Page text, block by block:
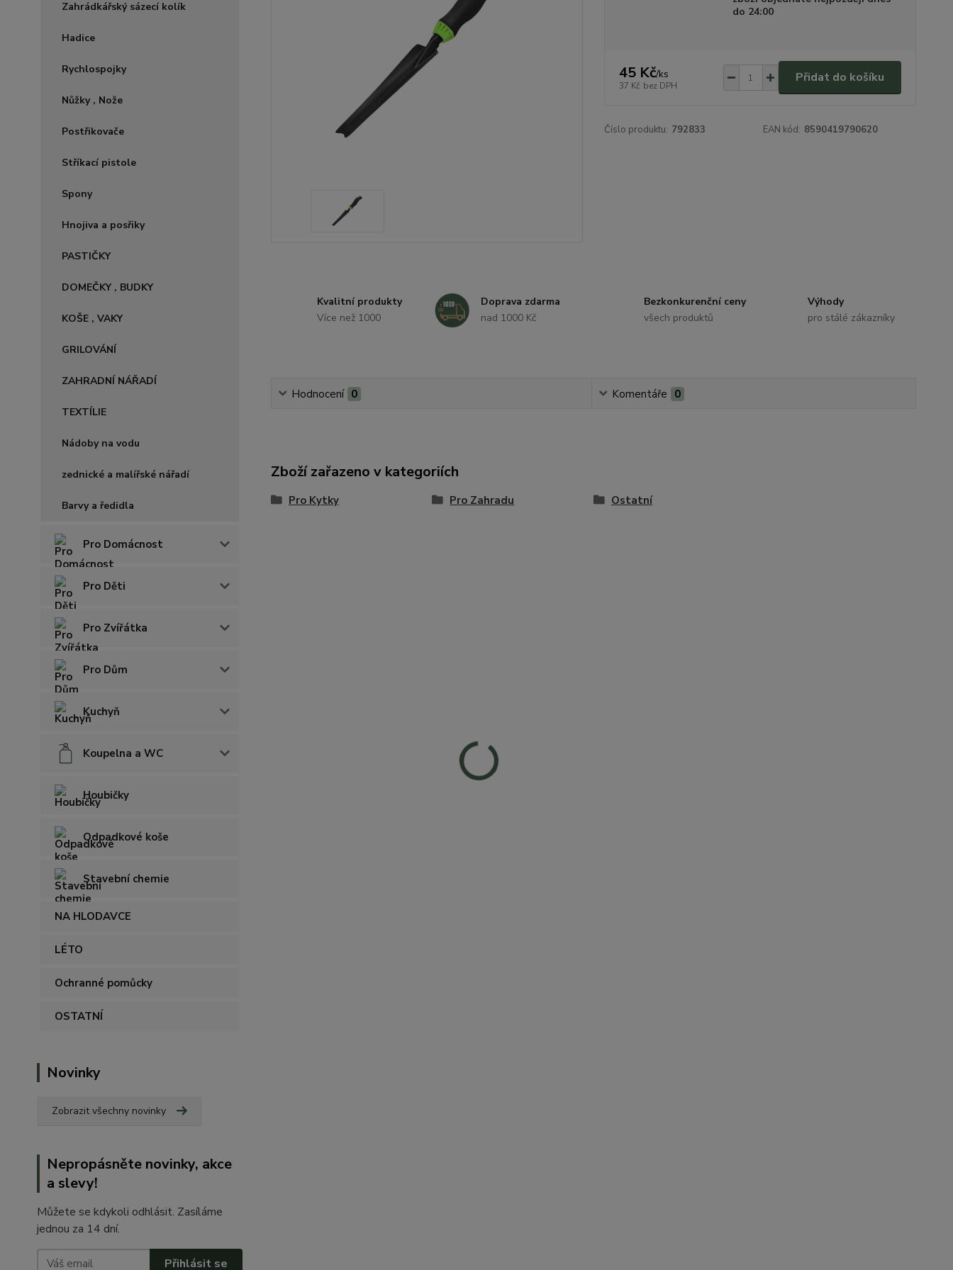
Zahrádkářský sázecí kolík
Hadice
Rychlospojky
Nůžky , Nože
Postřikovače
Stříkací pistole
Spony
Hnojiva a posřiky
PASTIČKY
DOMEČKY , BUDKY
KOŠE , VAKY
GRILOVÁNÍ
ZAHRADNÍ NÁŘADÍ
TEXTÍLIE
Nádoby na vodu
zednické a malířské nářadí
Barvy a ředidla
Pro Domácnost
Pro Děti
Pro Zvířátka
Pro Dům
Kuchyň
Koupelna a WC
Houbičky
Odpadkové koše
Stavební chemie
NA HLODAVCE
LÉTO
Ochranné pomůcky
OSTATNÍ
Novinky
Zobrazit všechny novinky
Nepropásněte novinky, akce
a slevy!
Můžete se kdykoli odhlásit. Zasíláme
jednou za 14 dní.
Přihlásit se
do 24:00
45 Kč/ks
37 Kč bez DPH
Přidat do košíku
Číslo produktu: 792833 EAN kód: 8590419790620
Kvalitní produkty
Více než 1000
Doprava zdarma
nad 1000 Kč
Bezkonkurenční ceny
všech produktů
Výhody
pro stálé zákazníky
Hodnocení 0 Komentáře 0
Zboží zařazeno v kategoriích
Pro Kytky Pro Zahradu Ostatní